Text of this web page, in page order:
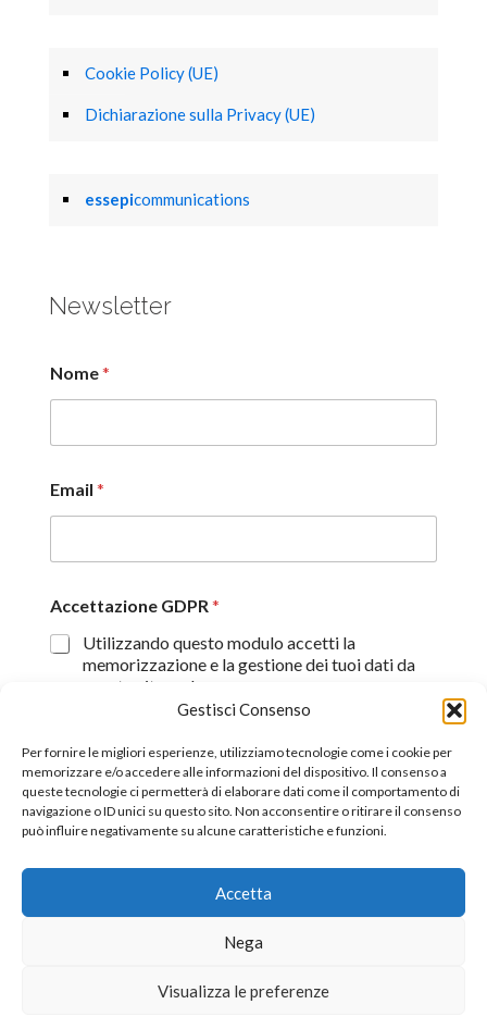
Gestisci Consenso
Per fornire le migliori esperienze, utilizziamo tecnologie come i cookie per
memorizzare e/o accedere alle informazioni del dispositivo. Il consenso a
queste tecnologie ci permetterà di elaborare dati come il comportamento di
navigazione o ID unici su questo sito. Non acconsentire o ritirare il consenso
può influire negativamente su alcune caratteristiche e funzioni.
Accetta
Nega
Visualizza le preferenze
Cookie Policy (UE)
Dichiarazione sulla Privacy (UE)
essepicommunications
Newsletter
Nome*
Email *
Accettazione GDPR*
Utilizzando questo modulo accetti la
memorizzazione e la gestione dei tuoi dati da
questo sito web.
Proseguendo, dichiaro di aver preso visione
Invia
©2026 All Rights Reserverd.
Nazionale dei Giornalisti tessera n° 170656